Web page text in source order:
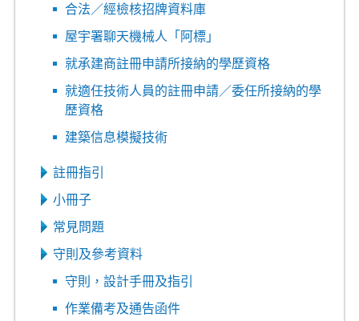
合法／經檢核招牌資料庫
屋宇署聊天機械人「阿標」
就承建商註冊申請所接納的學歷資格
就適任技術人員的註冊申請／委任所接納的學
歷資格
建築信息模擬技術
註冊指引
小冊子
常見問題
守則及參考資料
守則，設計手冊及指引
作業備考及通告函件